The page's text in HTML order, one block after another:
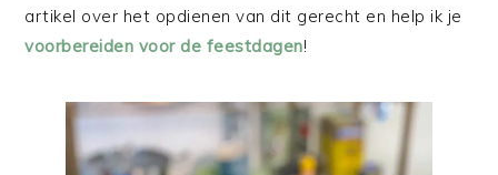
artikel over het opdienen van dit gerecht en help ik je
voorbereiden voor de feestdagen!